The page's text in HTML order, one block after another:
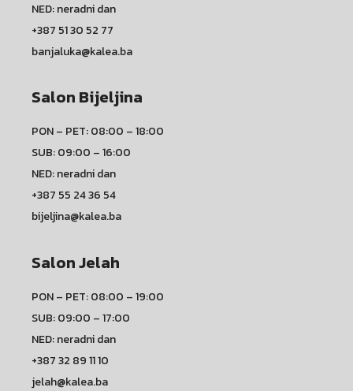
NED: neradni dan
+387 51 30 52 77
banjaluka@kalea.ba
Salon Bijeljina
PON – PET: 08:00 – 18:00
SUB: 09:00 – 16:00
NED: neradni dan
+387 55 24 36 54
bijeljina@kalea.ba
Salon Jelah
PON – PET: 08:00 – 19:00
SUB: 09:00 – 17:00
NED: neradni dan
+387 32 89 11 10
jelah@kalea.ba